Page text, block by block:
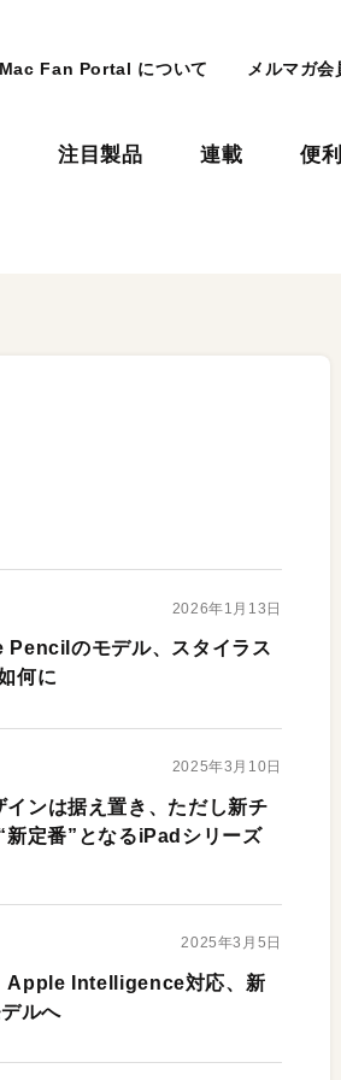
Mac Fan Portal について メルマガ会
注目製品 連載 便
2026年1月13日
のモデル、スタイラス
何に
2025年3月10日
ンは据え置き、ただし新チ
新定番”となるiPadシリーズ
2025年3月5日
Apple Intelligence対応、新
ルへ